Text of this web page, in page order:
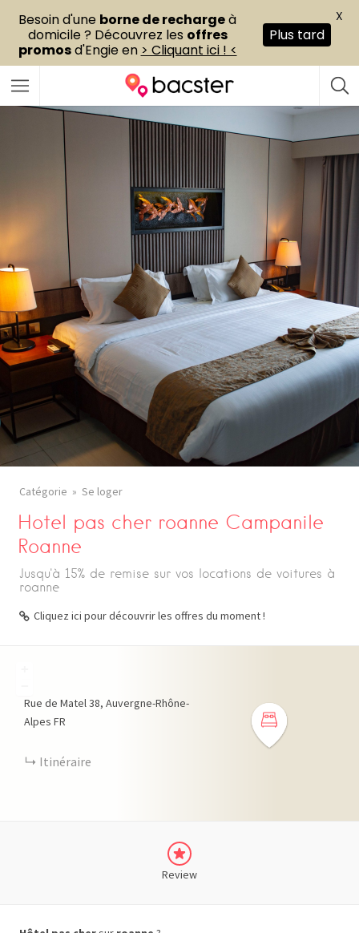
Catégorie Se loger
Hotel pas cher roanne Campanile
Roanne
Jusqu'à 15% de remise sur vos locations de voitures à
roanne
Cliquez ici pour découvrir les offres du moment !
Rue de Matel38 Auvergne-Rhône-
Alpes FR
Itinéraire
Review
Besoin d'une borne de rechargeà
domicile ? Découvrez les offres
promosd'Engie en > Cliquant ici ! <
Plus tard
X